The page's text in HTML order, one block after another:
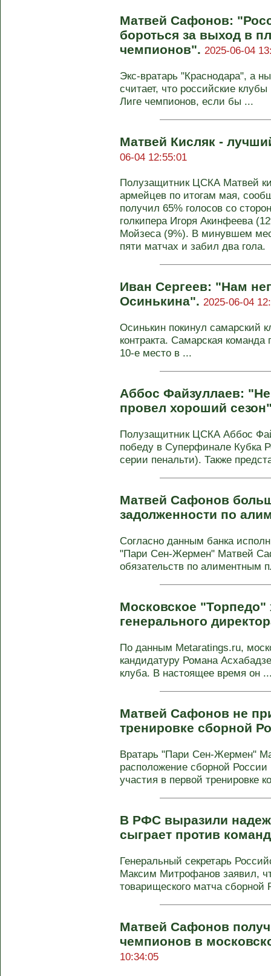
Матвей Сафонов:
бороться за выход в
чемпионов". 2025-06-04
Экс-вратарь "Краснодара", а
считает, что российские
Лиге чемпионов, если бы ...
Матвей Кисляк -
06-04 12:55:01
Полузащитник ЦСКА Матвей
армейцев по итогам мая,
получил 65% голосов со
голкипера Игоря Акинфеева
Мойзеса (9%). В минувшем
пяти матчах и забил два гола.
Иван Сергеев: "Нам
Осинькина". 2025-06-04
Осинькин покинул самарский
контракта. Самарская команда
10‑е место в ...
Аббос Файзуллаев:
провел хороший
Полузащитник ЦСКА Аббос
победу в Суперфинале Кубка
серии пенальти). Также
Матвей Сафонов
задолженности по
Согласно данным банка
"Пари Сен-Жермен" Матвей
обязательств по алиментным
Московское "Торпедо"
генерального
По данным Metaratings.ru,
кандидатуру Романа
клуба. В настоящее время он
Матвей Сафонов не
тренировке сборной
Вратарь "Пари Сен-Жермен"
расположение сборной
участия в первой тренировке
В РФС выразили
сыграет против
Генеральный секретарь
Максим Митрофанов заявил,
товарищеского матча сборной
Матвей Сафонов
чемпионов в
10:34:05